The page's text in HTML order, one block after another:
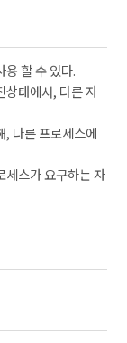
용 할 수 있다.
상태에서, 다른 자
, 다른 프로세스에
세스가 요구하는 자